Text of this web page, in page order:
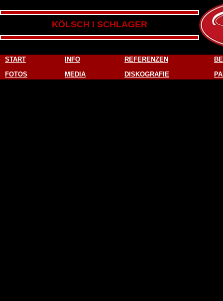
KÖLSCH I SCHLAGER
START INFO REFERENZEN
FOTOS
MEDIA DISKOGRAFIE